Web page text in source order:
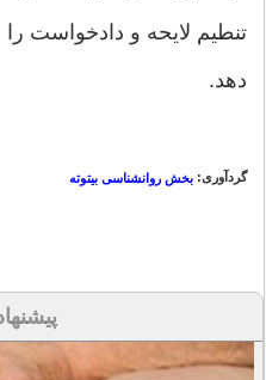
تنطیم لایحه و دادخواست
دهد.
گردآوری: بخش روانشناسی بیتوته